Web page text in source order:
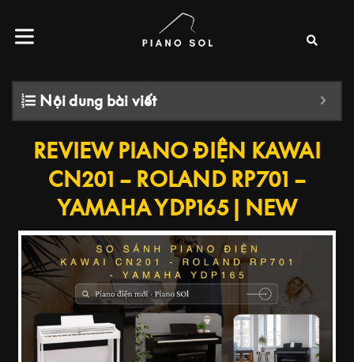
Nội dung bài viết
REVIEW PIANO ĐIỆN KAWAI
CN201 – ROLAND RP701 –
YAMAHA YDP165 | NEW